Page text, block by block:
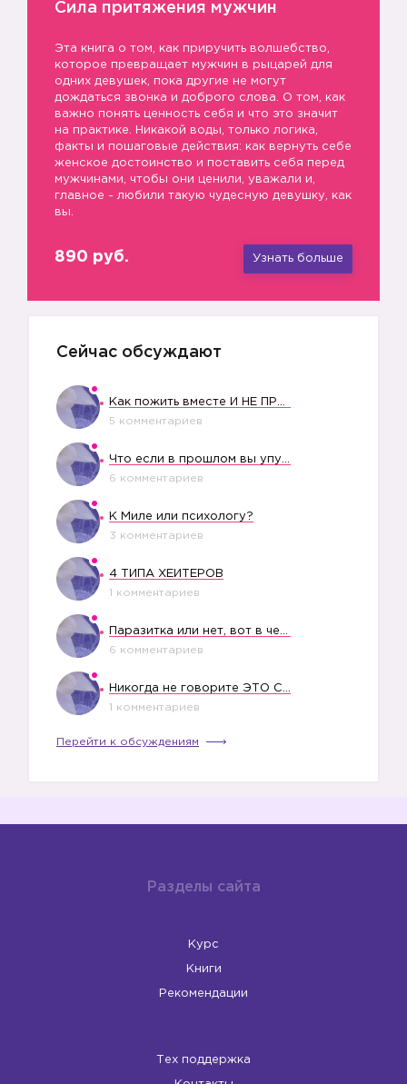
Сила притяжения мужчин
Эта книга о том, как приручить волшебство,
которое превращает мужчин в рыцарей для
одних девушек, пока другие не могут
дождаться звонка и доброго слова. О том, как
важно понять ценность себя и что это значит
на практике. Никакой воды, только логика,
факты и пошаговые действия: как вернуть себе
женское достоинство и поставить себя перед
мужчинами, чтобы они ценили, уважали и,
главное - любили такую чудесную девушку, как
вы.
890 руб. Узнать больше
Сейчас обсуждают
5 комментариев
6 комментариев
К Миле или психологу?
3 комментариев
4 ТИПА ХЕЙТЕРОВ
1 комментариев
6 комментариев
1 комментариев
Перейти к обсуждениям
Разделы сайта
Курс
Книги
Рекомендации
Тех поддержка